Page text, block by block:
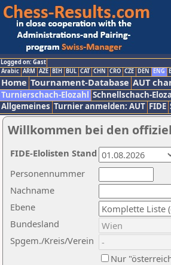
Logged on: Gast
Arabic ARM AZE BIH BUL CAT CHN CRO CZE DEN ENG
Home Tournament-Database AUT
Turnierschach-Elozahl Schnellschach-
Allgemeines Turnier anmelden: AUT FIDE
Willkommen bei den
Nachname
Ebene
Personennummer
Bundesland
Spgem./Kreis/Verein
Nur
FIDE-Elolisten Stand